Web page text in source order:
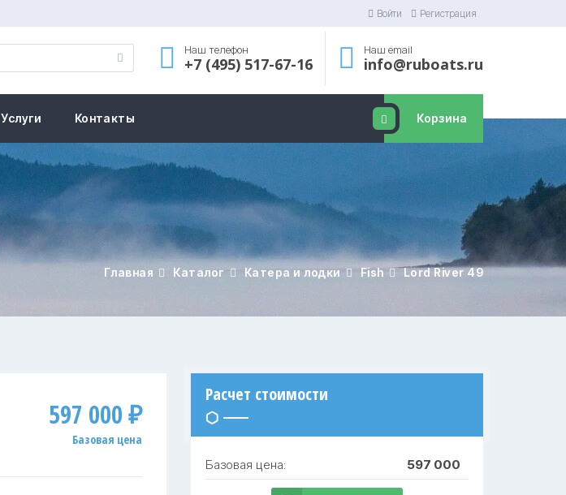
Войти Регистрация
Наш телефон
+7 (495) 517-67-16
Наш email
info@ruboats.ru
Корзина
Услуги Контакты
Главная Каталог Катера и лодки Fish Lord River 49
597 000 ₽
Базовая цена
Расчет стоимости
Базовая цена: 597 000